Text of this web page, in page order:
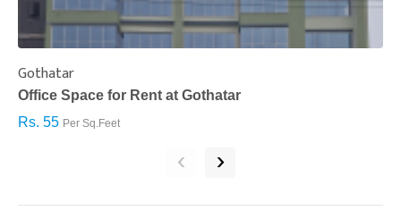
Gothatar
Office Space for Rent at Gothatar
Rs. 55 Per Sq.Feet
‹ ›